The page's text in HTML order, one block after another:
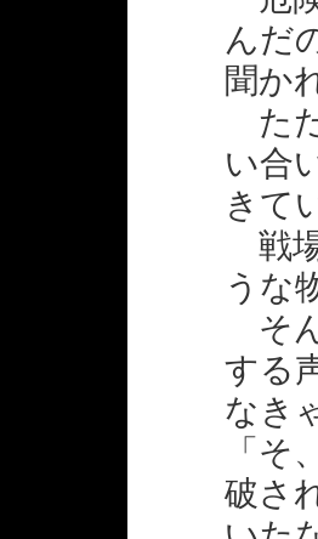
んだ
聞か
た
い合
きて
戦
うな
そ
する
なき
「
破さ